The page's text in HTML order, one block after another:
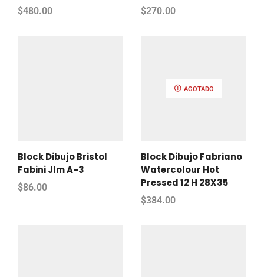
$480.00 $270.00
Block Dibujo Bristol
Fabini Jlm A-3
$86.00
AGOTADO
Block Dibujo Fabriano
Watercolour Hot
Pressed 12 H 28X35
$384.00